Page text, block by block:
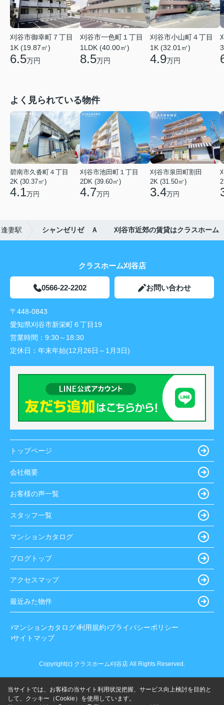
刈谷市御幸町７丁目
1K (19.87㎡)
6.5万円
刈谷市一色町１丁目
1LDK (40.00㎡)
8.5万円
刈谷市小山町４丁目
1K (32.01㎡)
4.9万円
よく見られている物件
碧南市久沓町４丁目
2K (30.37㎡)
4.1万円
刈谷市池田町１丁目
2DK (39.60㎡)
4.7万円
刈谷市泉田町割田
2K (31.50㎡)
3.4万円
逢妻駅 シャンゼリゼ Ａ 刈谷市近郊の賃貸はクラスホーム
クラスホーム刈谷店
0566-22-2202 お問い合わせ
〒448-0843
愛知県刈谷市新栄町６丁目19
営業時間： 9:30～18:30
定休日： 年末年始(12月26日～1月3日)
トップページ
会社概要
お客様の声一覧
スタッフ一覧
マンションカタログ
ブログトップ
アクセスマップ
最近みた物件
マンションカタログ 利用規約 プライバシーポリシー
サイトマップ
Copyright(c) クラスホーム刈谷店 All Rights Reserved.
当サイトでは、お客様の当サイト利用状況把握、サービス向上検討を目的と
して、クッキー（Cookie）を使用しています。